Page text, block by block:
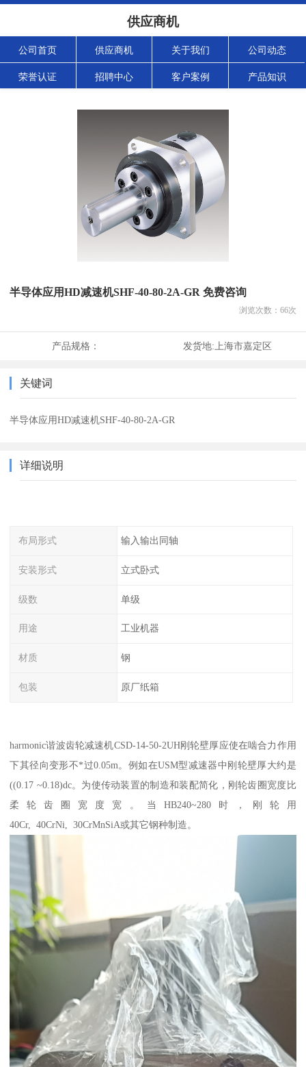
供应商机
公司首页 供应商机 关于我们 公司动态
荣誉认证 招聘中心 客户案例 产品知识
半导体应用HD减速机SHF-40-80-2A-GR 免费咨询
浏览次数： 66次
产品规格： 发货地: 上海市嘉定区
关键词
半导体应用HD减速机SHF-40-80-2A-GR
详细说明
布局形式 输入输出同轴
安装形式 立式卧式
级数 单级
用途 工业机器
材质 钢
包装 原厂纸箱
harmonic谐波齿轮减速机CSD-14-50-2UH刚轮壁厚应使在啮合力作用
下其径向变形不*过0.05m。例如在USM型减速器中刚轮壁厚大约是
((0.17 ~0.18)dc。为使传动装置的制造和装配简化，刚轮齿圈宽度比
柔轮齿圈宽度宽。当HB240~280时，刚轮用
40Cr, 40CrNi, 30CrMnSiA或其它钢种制造。